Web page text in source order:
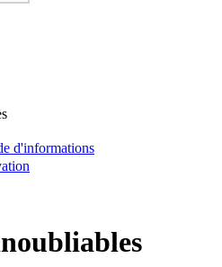
d'informations